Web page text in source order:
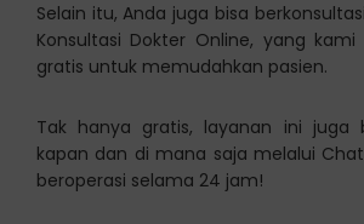
Selain itu, Anda juga bisa
Konsultasi Dokter Online, yang kami
gratis untuk memudahkan pasien.
Tak hanya gratis, layanan ini juga
kapan dan di mana saja melalui
beroperasi selama 24 jam!